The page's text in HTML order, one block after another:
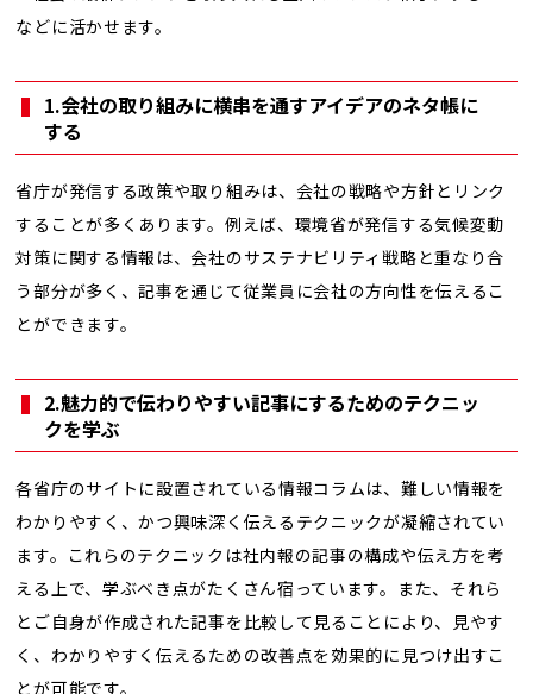
などに活かせます。
1.会社の取り組みに横串を通すアイデアのネタ帳に
する
省庁が発信する政策や取り組みは、会社の戦略や方針とリンク
することが多くあります。例えば、環境省が発信する気候変動
対策に関する情報は、会社のサステナビリティ戦略と重なり合
う部分が多く、記事を通じて従業員に会社の方向性を伝えるこ
とができます。
2.魅力的で伝わりやすい記事にするためのテクニッ
クを学ぶ
各省庁のサイトに設置されている情報コラムは、難しい情報を
わかりやすく、かつ興味深く伝えるテクニックが凝縮されてい
ます。これらのテクニックは社内報の記事の構成や伝え方を考
える上で、学ぶべき点がたくさん宿っています。また、それら
とご自身が作成された記事を比較して見ることにより、見やす
く、わかりやすく伝えるための改善点を効果的に見つけ出すこ
とが可能です。